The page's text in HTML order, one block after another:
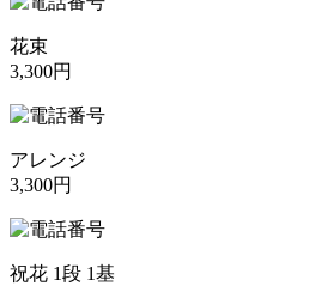
花束
3,300円
アレンジ
3,300円
祝花 1段 1基